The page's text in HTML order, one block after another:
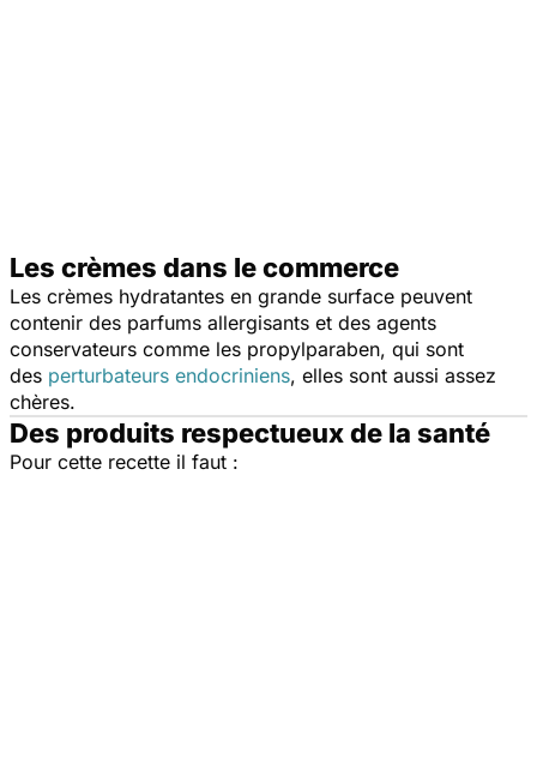
Les crèmes dans le commerce
Les crèmes hydratantes en grande surface peuvent
contenir des parfums allergisants et des agents
conservateurs comme les propylparaben, qui sont
des perturbateurs endocriniens, elles sont aussi assez
chères.
Des produits respectueux de la santé
Pour cette recette il faut :